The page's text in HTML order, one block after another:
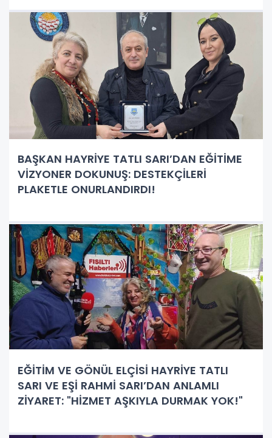
BAŞKAN HAYRİYE TATLI SARI’DAN EĞİTİME
VİZYONER DOKUNUŞ: DESTEKÇİLERİ
PLAKETLE ONURLANDIRDI!
EĞİTİM VE GÖNÜL ELÇİSİ HAYRİYE TATLI
SARI VE EŞİ RAHMİ SARI’DAN ANLAMLI
ZİYARET: "HİZMET AŞKIYLA DURMAK YOK!"